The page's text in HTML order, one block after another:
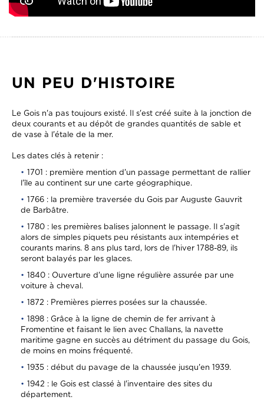
UN PEU D'HISTOIRE
Le Gois n'a pas toujours existé. Il s'est créé suite à la jonction de
deux courants et au dépôt de grandes quantités de sable et
de vase à l'étale de la mer.
Les dates clés à retenir :
1701 : première mention d'un passage permettant de rallier
l'île au continent sur une carte géographique.
1766 : la première traversée du Gois par Auguste Gauvrit
de Barbâtre.
1780 : les premières balises jalonnent le passage. Il s'agit
alors de simples piquets peu résistants aux intempéries et
courants marins. 8 ans plus tard, lors de l'hiver 1788-89, ils
seront balayés par les glaces.
1840 : Ouverture d'une ligne régulière assurée par une
voiture à cheval.
1872 : Premières pierres posées sur la chaussée.
1898 : Grâce à la ligne de chemin de fer arrivant à
Fromentine et faisant le lien avec Challans, la navette
maritime gagne en succès au détriment du passage du Gois,
de moins en moins fréquenté.
1935 : début du pavage de la chaussée jusqu'en 1939.
1942 : le Gois est classé à l'inventaire des sites du
département.